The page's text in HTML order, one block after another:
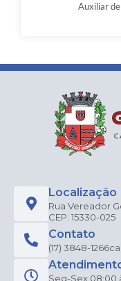
Auxiliar
Localização
Rua Vereador
CEP: 15330-025
Contato
(17) 3848-1266
Seg-Sex 08:00